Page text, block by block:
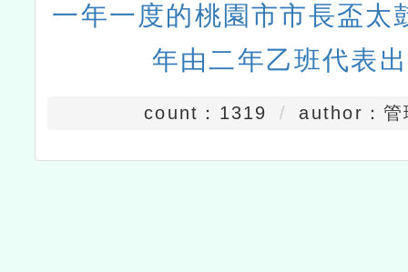
一年一度的桃園市市長盃太
年由二年乙班代表
count：1319 author：管